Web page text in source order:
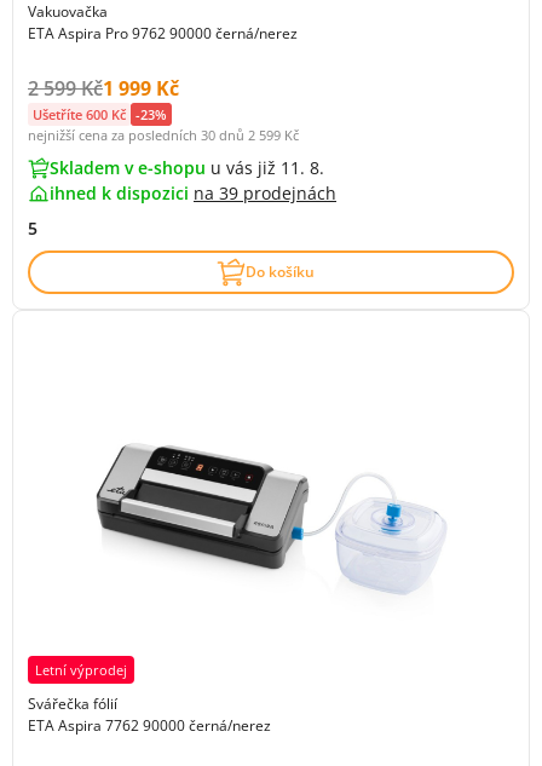
Vakuovačka
ETA Aspira Pro 9762 90000 černá/nerez
Původní cena s DPH:
2 599 KčCena s DPH:
1 999 Kč
Ušetříte 600 Kč -23%
nejnižší cena za posledních 30 dnů 2 599 Kč
Skladem v e-shopu u vás již 11. 8.
ihned k dispozici na 39 prodejnách
5
Do košíku
Letní výprodej
Svářečka fólií
ETA Aspira 7762 90000 černá/nerez